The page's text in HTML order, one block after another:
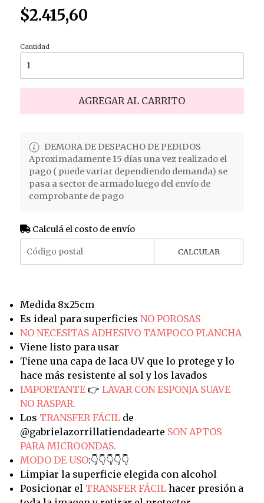
$2.415,60
Cantidad
AGREGAR AL CARRITO
DEMORA DE DESPACHO DE PEDIDOS
Aproximadamente 15 días una vez realizado el
pago ( puede variar dependiendo demanda) se
pasa a sector de armado luego del envío de
comprobante de pago
Calculá el costo de envío
CALCULAR
Medida 8x25cm
Es ideal para superficies NO POROSAS
NO NECESITAS ADHESIVO TAMPOCO PLANCHA
Viene listo para usar
Tiene una capa de laca UV que lo protege y lo
hace más resistente al sol y los lavados
IMPORTANTE 👉 LAVAR CON ESPONJA SUAVE
NO RASPAR.
Los TRANSFER FÁCILde
@gabrielazorrillatiendadearte SON APTOS
PARA MICROONDAS.
MODO DE USO:👇👇👇👇👇
Limpiar la superficie elegida con alcohol
Posicionar el TRANSFER FÁCILhacer presión a